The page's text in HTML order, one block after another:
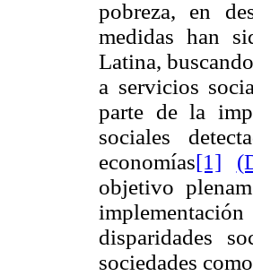
pobreza, en
medidas han
Latina,
a servicios
parte de la
sociales
economías[1]
objetivo
disparidades
sociedades